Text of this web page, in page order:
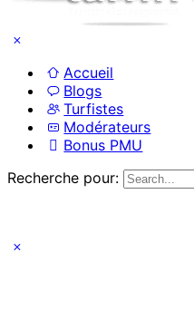
Accueil
Blogs
Turfistes
Modérateurs
Bonus PMU
Recherche pour: